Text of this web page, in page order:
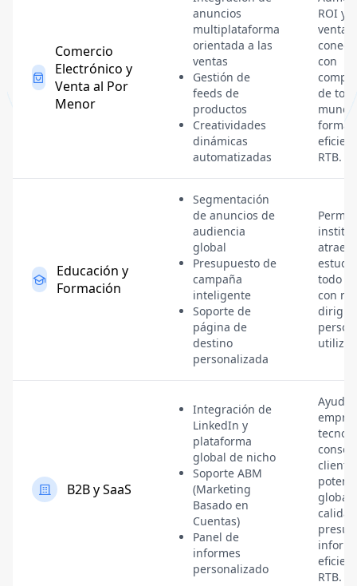
Comercio
Electrónico y
Venta al Por
Menor
anuncios
multiplataforma
orientada a las
ventas
Gestión de
feeds de
productos
Creatividades
dinámicas
automatizadas
ROI y
ventas
con
de
forma
RTB.
Educación y
Formación
Segmentación
de anuncios de
audiencia
global
Presupuesto de
campaña
inteligente
Soporte de
página de
destino
personalizada
atraer
todo
con
B2B y SaaS
Integración de
LinkedIn y
plataforma
global de nicho
Soporte ABM
(Marketing
Basado en
Cuentas)
Panel de
informes
personalizado
Ayuda
RTB.